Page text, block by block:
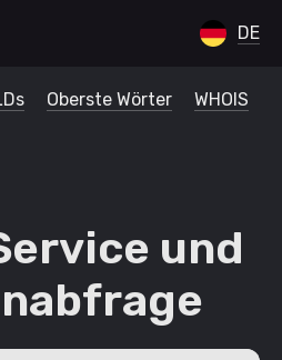
DE
Oberste Wörter WHOIS
und